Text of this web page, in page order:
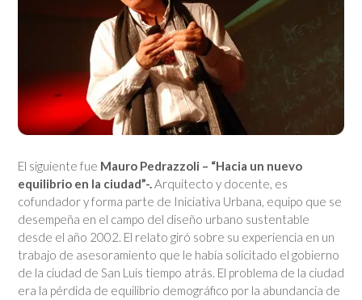
El siguiente fue Mauro Pedrazzoli – “Hacia un nuevo
equilibrio en la ciudad”-.Arquitecto y docente, es
cofundador y forma parte de Iniciativa Urbana, equipo que se
desempeña en el campo del diseño urbano sustentable
desde el año 2002. El relato giró sobre su experiencia en un
trabajo de asesoramiento que le había solicitado el gobierno
de la ciudad de San Luis tiempo atrás. El problema de la ciudad
era la pérdida de equilibrio demográfico por la abundancia de